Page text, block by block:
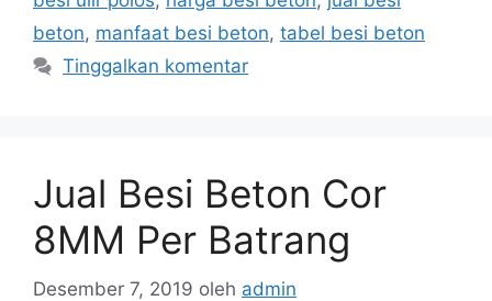
beton, manfaat besi beton, tabel besi beton
Tinggalkan komentar
Jual Besi Beton Cor
8MM Per Batrang
Desember 7, 2019 oleh admin